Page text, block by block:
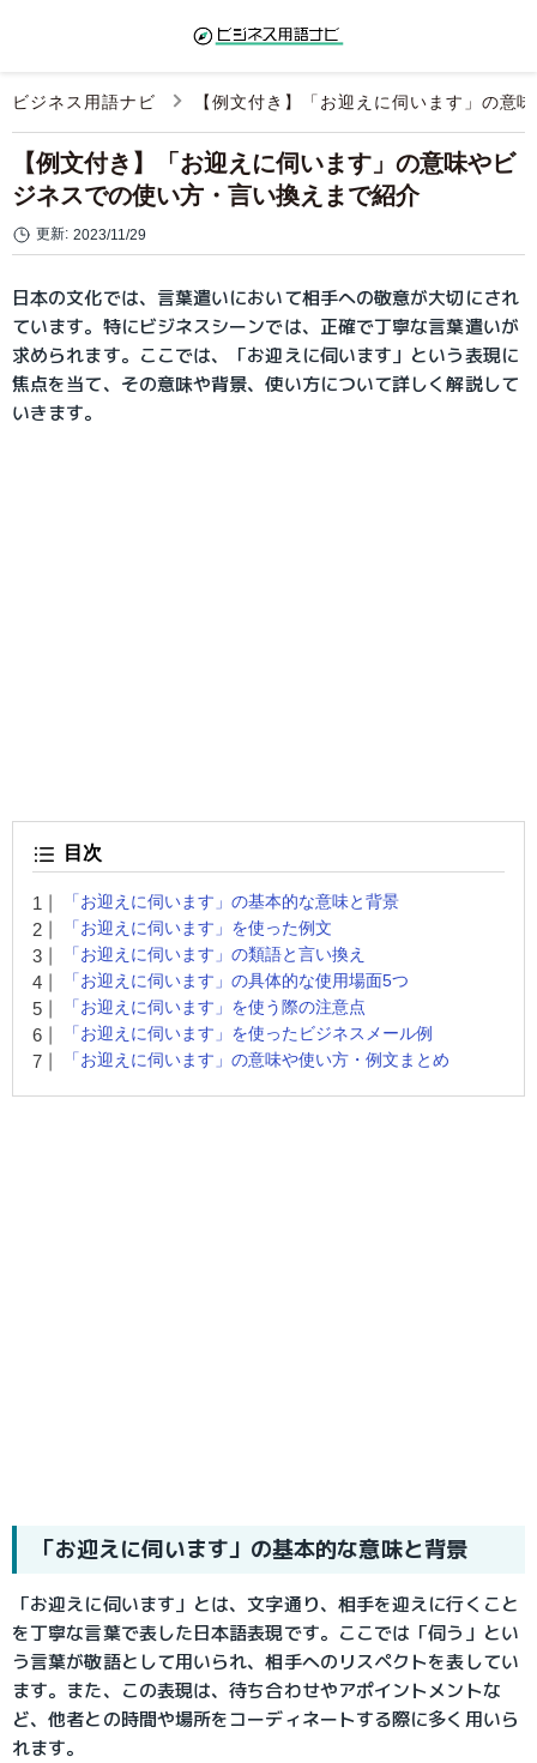
ビジネス用語ナビ 【例文付き】「お迎えに伺います」の意
【例文付き】「お迎えに伺います」の意味やビ
ジネスでの使い方・言い換えまで紹介
更新: 2023/11/29
日本の文化では、言葉遣いにおいて相手への敬意が大切にされ
ています。特にビジネスシーンでは、正確で丁寧な言葉遣いが
求められます。ここでは、「お迎えに伺います」という表現に
焦点を当て、その意味や背景、使い方について詳しく解説して
いきます。
目次
「お迎えに伺います」の基本的な意味と背景
「お迎えに伺います」を使った例文
「お迎えに伺います」の類語と言い換え
「お迎えに伺います」の具体的な使用場面5つ
「お迎えに伺います」を使う際の注意点
「お迎えに伺います」を使ったビジネスメール例
「お迎えに伺います」の意味や使い方・例文まとめ
「お迎えに伺います」の基本的な意味と背景
「お迎えに伺います」とは、文字通り、相手を迎えに行くこと
を丁寧な言葉で表した日本語表現です。ここでは「伺う」とい
う言葉が敬語として用いられ、相手へのリスペクトを表してい
ます。また、この表現は、待ち合わせやアポイントメントな
ど、他者との時間や場所をコーディネートする際に多く用いら
れます。